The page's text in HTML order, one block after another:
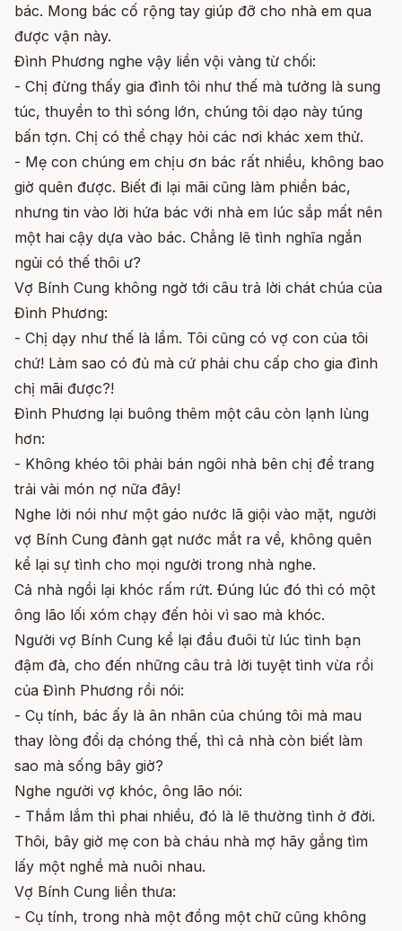
bác. Mong bác cố rộng tay giúp đỡ cho nhà em qua
được vận này.
Đình Phương nghe vậy liền vội vàng từ chối:
- Chị đừng thấy gia đình tôi như thế mà tưởng là sung
túc, thuyền to thì sóng lớn, chúng tôi dạo này túng
bấn tợn. Chị có thể chạy hỏi các nơi khác xem thử.
- Mẹ con chúng em chịu ơn bác rất nhiều, không bao
giờ quên được. Biết đi lại mãi cũng làm phiền bác,
nhưng tin vào lời hứa bác với nhà em lúc sắp mất nên
một hai cậy dựa vào bác. Chẳng lẽ tình nghĩa ngắn
ngủi có thế thôi ư?
Vợ Bính Cung không ngờ tới câu trả lời chát chúa của
Đình Phương:
- Chị dạy như thế là lầm. Tôi cũng có vợ con của tôi
chứ! Làm sao có đủ mà cứ phải chu cấp cho gia đình
chị mãi được?!
Đình Phương lại buông thêm một câu còn lạnh lùng
hơn:
- Không khéo tôi phải bán ngôi nhà bên chị để trang
trải vài món nợ nữa đây!
Nghe lời nói như một gáo nước lã giội vào mặt, người
vợ Bính Cung đành gạt nước mắt ra về, không quên
kể lại sự tình cho mọi người trong nhà nghe.
Cả nhà ngồi lại khóc rấm rứt. Đúng lúc đó thì có một
ông lão lối xóm chạy đến hỏi vì sao mà khóc.
Người vợ Bính Cung kể lại đầu đuôi từ lúc tình bạn
đậm đà, cho đến những câu trả lời tuyệt tình vừa rồi
của Đình Phương rồi nói:
- Cụ tính, bác ấy là ân nhân của chúng tôi mà mau
thay lòng đổi dạ chóng thế, thì cả nhà còn biết làm
sao mà sống bây giờ?
Nghe người vợ khóc, ông lão nói:
- Thắm lắm thì phai nhiều, đó là lẽ thường tình ở đời.
Thôi, bây giờ mẹ con bà cháu nhà mợ hãy gắng tìm
lấy một nghề mà nuôi nhau.
Vợ Bính Cung liền thưa:
- Cụ tính, trong nhà một đồng một chữ cũng không